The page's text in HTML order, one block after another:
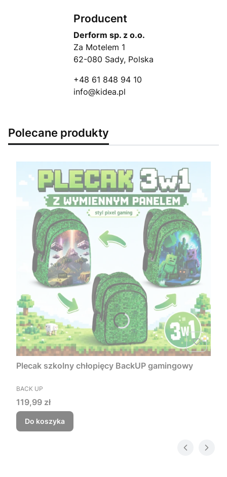
Producent
Derform sp. z o.o.
Za Motelem 1
62-080 Sady, Polska
+48 61 848 94 10
info@kidea.pl
Polecane produkty
Plecak szkolny chłopięcy BackUP gamingowy
PRODUCENT
BACK UP
Cena
119,99 zł
Do koszyka